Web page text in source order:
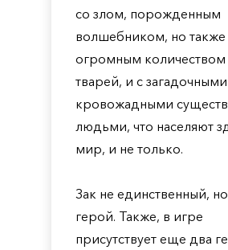
со злом, порожденным
волшебником, но также
огромным количеством
тварей, и с загадочными
кровожадными
людьми, что населяют
мир, и не только.
Зак не единственный,
герой. Также, в игре
присутствует еще два